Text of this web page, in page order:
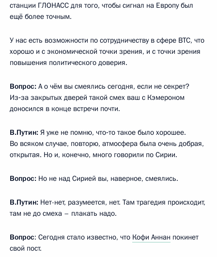
станции ГЛОНАСС для того, чтобы сигнал на Европу был
ещё более точным.
У нас есть возможности по сотрудничеству в сфере ВТС, что
хорошо и с экономической точки зрения, и с точки зрения
повышения политического доверия.
Вопрос: А о чём вы смеялись сегодня, если не секрет?
Из‑за закрытых дверей такой смех ваш с Кэмероном
доносился в конце встречи почти.
В.Путин: Я уже не помню, что‑то такое было хорошее.
Во всяком случае, повторю, атмосфера была очень добрая,
открытая. Но и, конечно, много говорили по Сирии.
Вопрос: Но не над Сирией вы, наверное, смеялись.
В.Путин: Нет-нет, разумеется, нет. Там трагедия происходит,
там не до смеха – плакать надо.
Вопрос: Сегодня стало известно, что Кофи Аннан покинет
свой пост.